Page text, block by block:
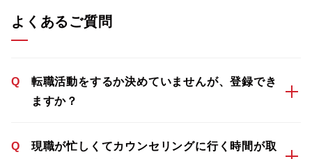
よくあるご質問
Q
転職活動をするか決めていませんが、登録でき
ますか？
Q
現職が忙しくてカウンセリングに行く時間が取